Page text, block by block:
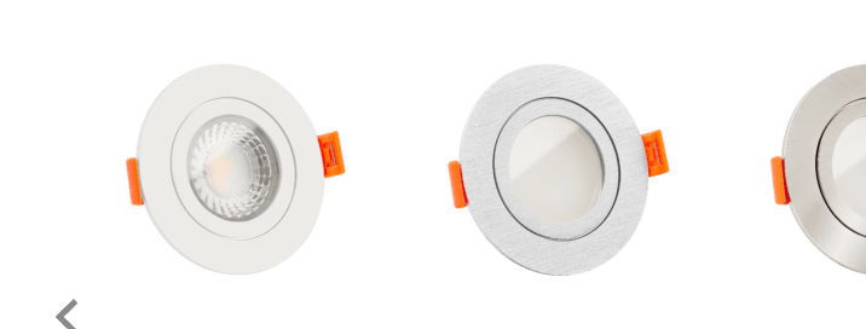
Lichtfarbtemperatur
2700K (Warmweiß), 3000K (Warmweiß), 4000K (Neutralweiß)
Farbwiedergabe (CRI /
93
Schutzklasse (IP)
IP44
Mittlere Lebensdauer